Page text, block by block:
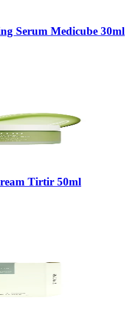
Serum Medicube 30ml
Tirtir 50ml